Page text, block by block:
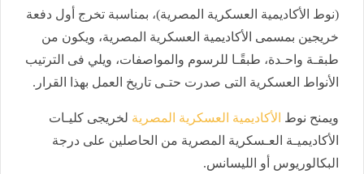
(نوط الأكاديمية العسكرية المصرية)، بمناسبة تخرج أول دفعة
خريجين بمسمى الأكاديمية العسكرية المصرية، ويكون من
طبقـة واحـدة، طبقًـا للرسوم والمواصفات، ويلي فى الترتيب
الأنواط العسكرية التى صدرت حتـى تاريخ العمل بهذا القرار.
ويمنح نوط الأكاديمية العسكرية المصرية لخريجى كليـات
الأكاديميـة العـسكرية المصرية من الحاصلين على درجة
البكالوريوس أو الليسانس.